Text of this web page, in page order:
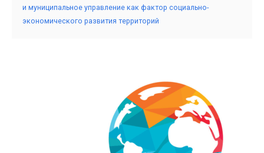
и муниципальное управление как фактор социально-
экономического развития территорий